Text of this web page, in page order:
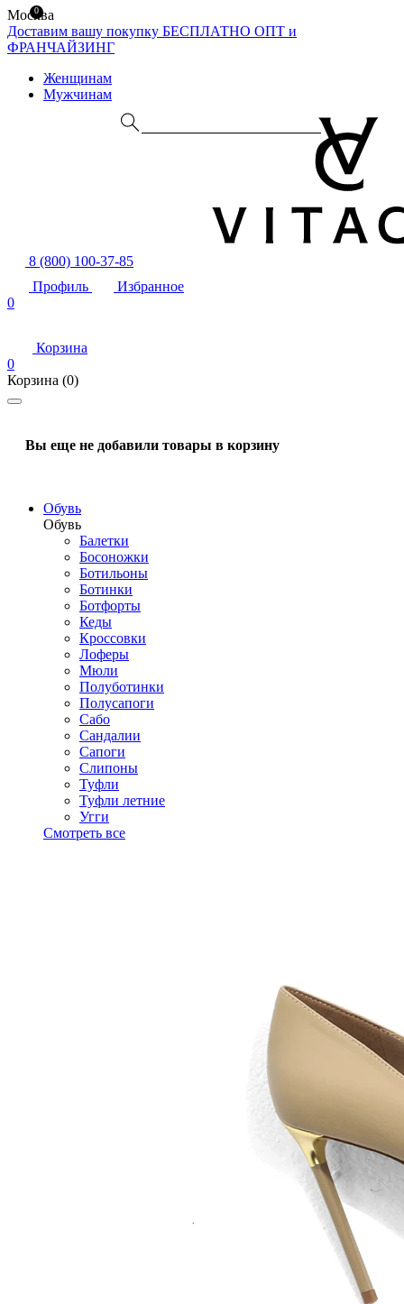
Москва
Доставим вашу покупку БЕСПЛАТНО ОПТ и
ФРАНЧАЙЗИНГ
Женщинам
Мужчинам
8 (800) 100-37-85
Профиль
Избранное
0
Корзина
0
Корзина (0)
Вы еще не добавили товары в корзину
Обувь
Обувь
Балетки
Босоножки
Ботильоны
Ботинки
Ботфорты
Кеды
Кроссовки
Лоферы
Мюли
Полуботинки
Полусапоги
Сабо
Сандалии
Сапоги
Слипоны
Туфли
Туфли летние
Угги
Смотреть все
0